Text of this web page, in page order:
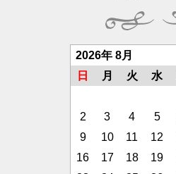
2026年 8月
日
月 火 水
2
3 4 5
9
10 11 12
16
17 18 19